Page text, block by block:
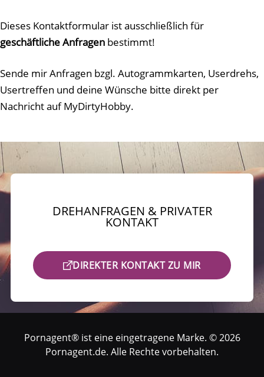
Dieses Kontaktformular ist ausschließlich für
geschäftliche Anfragen bestimmt!
Sende mir Anfragen bzgl. Autogrammkarten, Userdrehs,
Usertreffen und deine Wünsche bitte direkt per
Nachricht auf MyDirtyHobby.
DREHANFRAGEN & PRIVATER
KONTAKT
DIREKTER KONTAKT ZU MIR
Pornagent® ist eine eingetragene Marke. © 2026
Pornagent.de. Alle Rechte vorbehalten.